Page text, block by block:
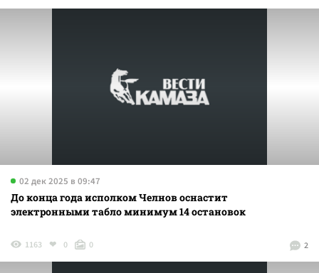
02 дек 2025 в 09:47
До конца года исполком Челнов оснастит
электронными табло минимум 14 остановок
2
1163 0 0